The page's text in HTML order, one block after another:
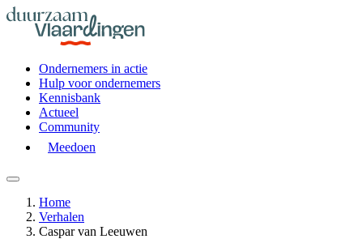
Ondernemers in actie
Hulp voor ondernemers
Kennisbank
Actueel
Community
Meedoen
Home
Verhalen
Caspar van Leeuwen